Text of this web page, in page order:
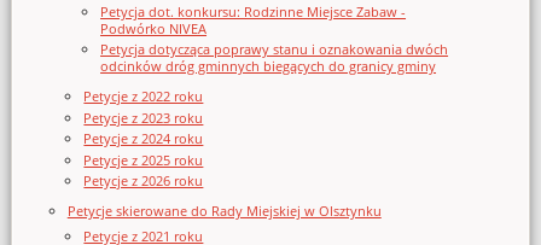
Petycja dot. konkursu: Rodzinne Miejsce Zabaw -
Podwórko NIVEA
Petycja dotycząca poprawy stanu i oznakowania dwóch
odcinków dróg gminnych biegących do granicy gminy
Petycje z 2022 roku
Petycje z 2023 roku
Petycje z 2024 roku
Petycje z 2025 roku
Petycje z 2026 roku
Petycje skierowane do Rady Miejskiej w Olsztynku
Petycje z 2021 roku